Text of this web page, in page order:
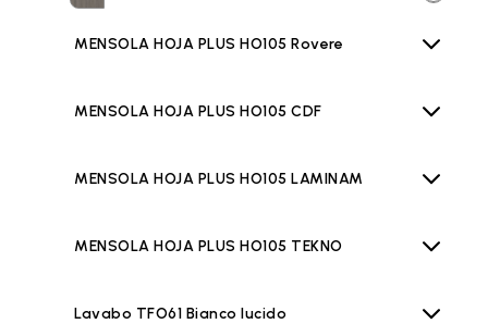
MENSOLA HOJA PLUS HO105 Rovere
MENSOLA HOJA PLUS HO105 CDF
MENSOLA HOJA PLUS HO105 LAMINAM
MENSOLA HOJA PLUS HO105 TEKNO
Lavabo TFO61 Bianco lucido